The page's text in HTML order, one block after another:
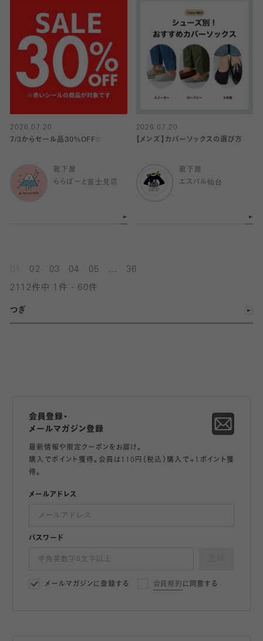
2026.07.20
7/3からセール品30%OFF❕❕
靴下屋
ららぽーと富士見店
2026.07.20
【メンズ】カバーソックスの選び方
靴下屋
エスパル仙台
02 03 04 05 36
2112件中 1件 - 60件
つぎ
会員登録・
メールマガジン登録
最新情報や限定クーポンをお届け。
購入でポイント獲得。会員は110円（税込）購入で+1ポイント獲
得。
メールアドレス
パスワード
メールマガジンに登録する 会員規約 に同意する